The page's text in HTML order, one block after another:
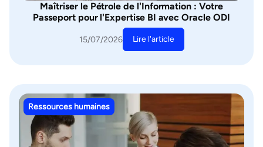
Maîtriser le Pétrole de l'Information : Votre
Passeport pour l'Expertise BI avec Oracle ODI
15/07/2026 Lire l'article
Ressources humaines